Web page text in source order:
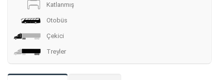
Katlanmış
Otobüs
Çekici
Treyler